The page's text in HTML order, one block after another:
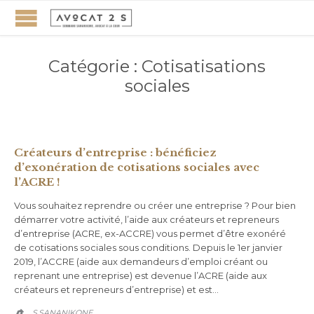
Catégorie : Cotisatisations
sociales
Créateurs d’entreprise : bénéficiez
d’exonération de cotisations sociales avec
l’ACRE !
Vous souhaitez reprendre ou créer une entreprise ? Pour bien
démarrer votre activité, l’aide aux créateurs et repreneurs
d’entreprise (ACRE, ex-ACCRE) vous permet d’être exonéré
de cotisations sociales sous conditions. Depuis le 1er janvier
2019, l’ACCRE (aide aux demandeurs d’emploi créant ou
reprenant une entreprise) est devenue l’ACRE (aide aux
créateurs et repreneurs d’entreprise) et est…